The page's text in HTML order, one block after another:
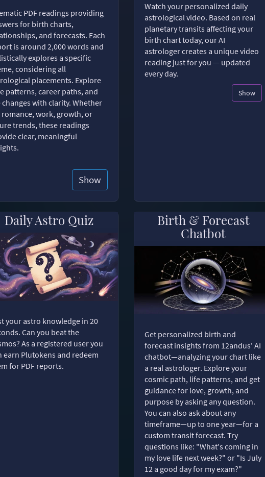
PDF readings providing
for birth charts,
and forecasts. Each
is around 2,000 words and
explores a specific
considering all
placements. Explore
patterns, career paths, and
changes with clarity. Whether
work, growth, or
trends, these readings
clear, meaningful
Show
Watch your personalized daily
astrological video. Based on real
planetary transits affecting your
birth chart today, our AI
astrologer creates a unique video
reading just for you — updated
every day.
Show
Daily Astro Quiz
your astro knowledge in 20
Can you beat the
As a registered user you
earn Plutokens and redeem
for PDF reports.
Birth & Forecast
Chatbot
Get personalized birth and
forecast insights from 12andus' AI
chatbot—analyzing your chart like
a real astrologer. Explore your
cosmic path, life patterns, and get
guidance for love, growth, and
purpose by asking any question.
You can also ask about any
timeframe—up to one year—for a
custom transit forecast. Try
questions like: "What's coming in
my love life next week?" or "Is July
12 a good day for my exam?"